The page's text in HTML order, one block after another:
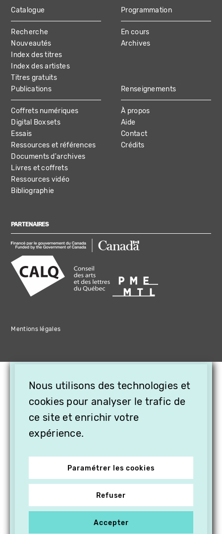
MAIN
NAVIGATION
Catalogue
Recherche
Nouveautés
Index des titres
Index des artistes
Titres gratuits
Programmation
En cours
Archives
Publications
Coffrets numériques
Digital Boxsets
Essais
Ressources et références
Documents d'archives
Livres et coffrets
Ressources vidéo
Bibliographie
Renseignements
À propos
Aide
Contact
Crédits
PARTENAIRES
Mentions légales
Nous utilisons des technologies et
cookies pour analyser le trafic de
ce site et enrichir votre
expérience.
Paramétrer les cookies
Refuser
Accepter
OFFREZ LA VIDÉO EN
CADEAU, ABONNEZ VOS
PROCHES À VITHÈQUE !